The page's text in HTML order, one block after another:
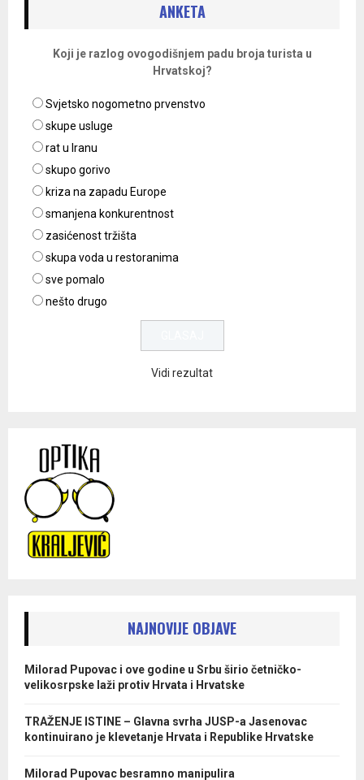
ANKETA
Koji je razlog ovogodišnjem padu broja turista u
Hrvatskoj?
Svjetsko nogometno prvenstvo
skupe usluge
rat u Iranu
skupo gorivo
kriza na zapadu Europe
smanjena konkurentnost
zasićenost tržišta
skupa voda u restoranima
sve pomalo
nešto drugo
Vidi rezultat
NAJNOVIJE OBJAVE
Milorad Pupovac i ove godine u Srbu širio četničko-
velikosrpske laži protiv Hrvata i Hrvatske
TRAŽENJE ISTINE – Glavna svrha JUSP-a Jasenovac
kontinuirano je klevetanje Hrvata i Republike Hrvatske
Milorad Pupovac besramno manipulira